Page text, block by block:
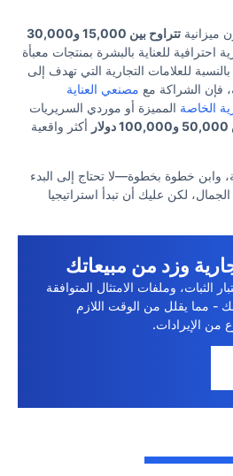
ميزانية
تتراوح بين 15,000 و30,000
احترافية للعناية بالبشرة بمنتجات معبأة
للعلامات التجارية التي تهدف إلى
فإن الشراكة مع مصنعي العناية
الخاصة المميزة أو موردي السريريات
أكثر واقعية
وابن خطوة بخطوة—لا تحتاج إلى البدء
لكن عليك أن تبدأ استراتيجيا
وزد من مبيعاتك
الثبات، وملفات الامتثال المتوافقة
- مما يقلل من الوقت اللازم
من الإيرادات.